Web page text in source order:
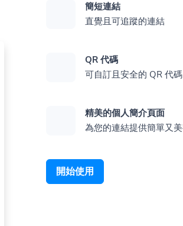
簡短連結
直覺且可追蹤的連結
QR 代碼
可自訂且安全的 QR 代碼
精美的個人簡介頁面
為您的連結提供簡單又
開始使用